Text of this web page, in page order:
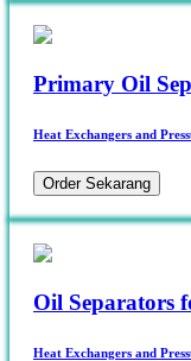
Primary Oil
Heat Exchangers and
Order Sekarang
Oil Separators
Heat Exchangers and